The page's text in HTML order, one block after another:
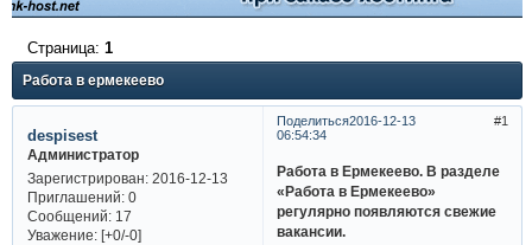
Работа в ермекеево
Страница: 1
Поделиться 1
2016-12-13
06:54:34
despisest
Администратор
Зарегистрирован: 2016-12-13
Приглашений:0
Сообщений:17
Уважение: [+0/-0]
Работа в Ермекеево. В разделе
«Работа в Ермекеево»
регулярно появляются свежие
вакансии.